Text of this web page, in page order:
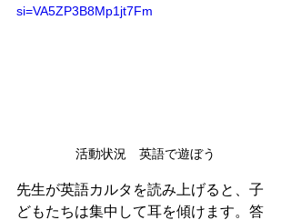
si=VA5ZP3B8Mp1jt7Fm
活動状況　英語で遊ぼう
先生が英語カルタを読み上げると、子
どもたちは集中して耳を傾けます。答